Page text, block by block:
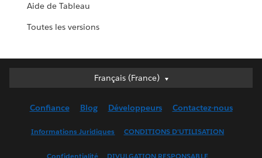
Aide de Tableau
Toutes les versions
Français (France)
Français (France)
English (UK)
Confiance Blog Développeurs Contactez-nous
Informations Juridiques CONDITIONS D'UTILISATION
Confidentialité DIVULGATION RESPONSABLE